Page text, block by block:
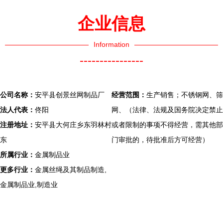
企业信息
Information
----------------
公司名称： 安平县创景丝网制品厂
法人代表： 佟阳
注册地址： 安平县大何庄乡东羽林村
东
所属行业： 金属制品业
更多行业： 金属丝绳及其制品制造,
金属制品业,制造业
经营范围： 生产销售；不锈钢网、筛
网、（法律、法规及国务院决定禁止
或者限制的事项不得经营，需其他部
门审批的，待批准后方可经营）